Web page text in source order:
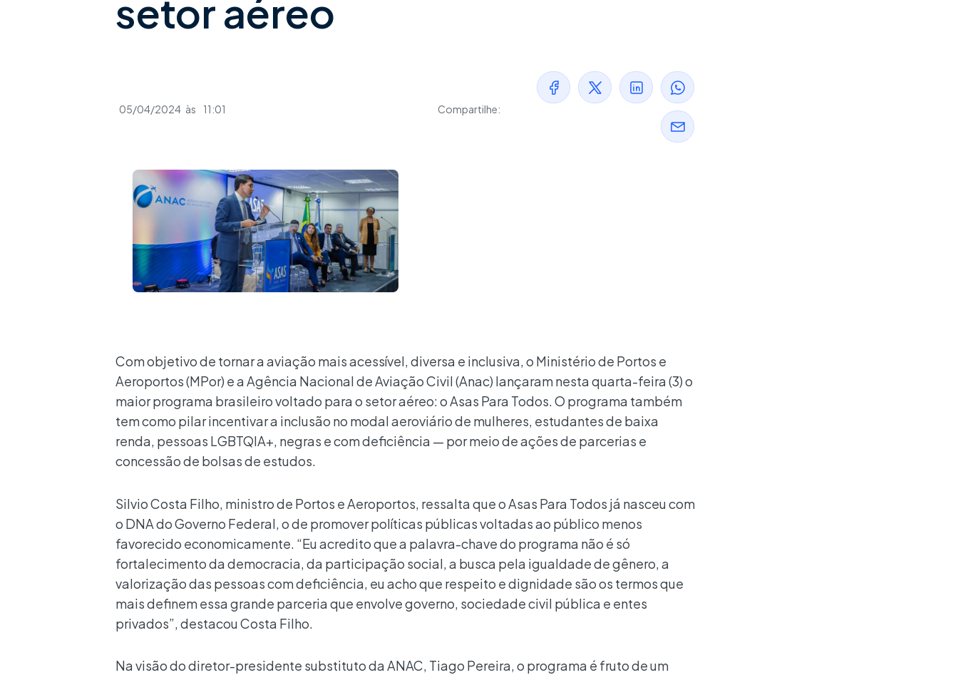
setor aéreo
05/04/2024 às 11:01 Compartilhe:
Com objetivo de tornar a aviação mais acessível, diversa e inclusiva, o Ministério de Portos e
Aeroportos (MPor) e a Agência Nacional de Aviação Civil (Anac) lançaram nesta quarta-feira (3) o
maior programa brasileiro voltado para o setor aéreo: o Asas Para Todos. O programa também
tem como pilar incentivar a inclusão no modal aeroviário de mulheres, estudantes de baixa
renda, pessoas LGBTQIA+, negras e com deficiência — por meio de ações de parcerias e
concessão de bolsas de estudos.
Silvio Costa Filho, ministro de Portos e Aeroportos, ressalta que o Asas Para Todos já nasceu com
o DNA do Governo Federal, o de promover políticas públicas voltadas ao público menos
favorecido economicamente. “Eu acredito que a palavra-chave do programa não é só
fortalecimento da democracia, da participação social, a busca pela igualdade de gênero, a
valorização das pessoas com deficiência, eu acho que respeito e dignidade são os termos que
mais definem essa grande parceria que envolve governo, sociedade civil pública e entes
privados”, destacou Costa Filho.
Na visão do diretor-presidente substituto da ANAC, Tiago Pereira, o programa é fruto de um